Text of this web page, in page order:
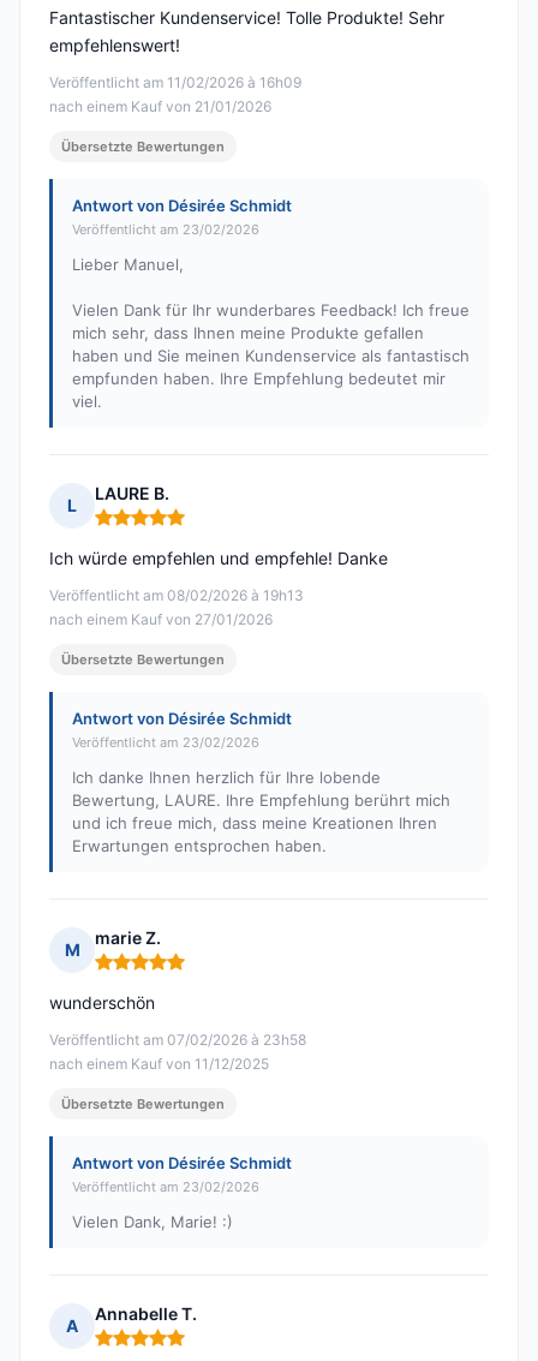
Veröffentlicht am 11/02/2026 à 16h09
nach einem Kauf von 21/01/2026
Fantastischer Kundenservice! Tolle Produkte! Sehr
empfehlenswert!
Übersetzte Bewertungen
Antwort von Désirée Schmidt
Veröffentlicht am 23/02/2026
Lieber Manuel,
Vielen Dank für Ihr wunderbares Feedback! Ich freue
mich sehr, dass Ihnen meine Produkte gefallen
haben und Sie meinen Kundenservice als fantastisch
empfunden haben. Ihre Empfehlung bedeutet mir
viel.
L
LAURE B.
Hinweis: 5 von 5
Veröffentlicht am 08/02/2026 à 19h13
nach einem Kauf von 27/01/2026
Ich würde empfehlen und empfehle! Danke
Übersetzte Bewertungen
Antwort von Désirée Schmidt
Veröffentlicht am 23/02/2026
Ich danke Ihnen herzlich für Ihre lobende
Bewertung, LAURE. Ihre Empfehlung berührt mich
und ich freue mich, dass meine Kreationen Ihren
Erwartungen entsprochen haben.
M
marie Z.
Hinweis: 5 von 5
Veröffentlicht am 07/02/2026 à 23h58
nach einem Kauf von 11/12/2025
wunderschön
Übersetzte Bewertungen
Antwort von Désirée Schmidt
Veröffentlicht am 23/02/2026
Vielen Dank, Marie! :)
A
Annabelle T.
Hinweis: 5 von 5